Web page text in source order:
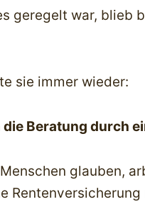
geregelt war, blieb
sie immer wieder:
Beratung durch
glauben,